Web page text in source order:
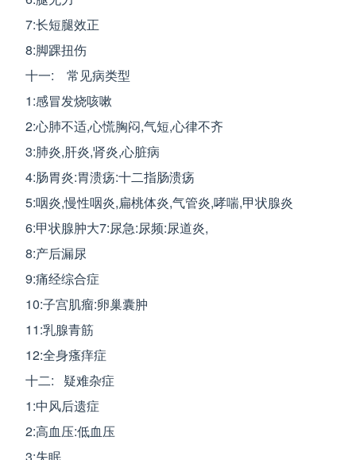
7:长短腿效正
8:脚踝扭伤
十一: 常见病类型
1:感冒发烧咳嗽
2:心肺不适,心慌胸闷,气短,心律不齐
3:肺炎,肝炎,肾炎,心脏病
4:肠胃炎:胃溃疡:十二指肠溃疡
5:咽炎,慢性咽炎,扁桃体炎,气管炎,哮喘,甲状腺炎
6:甲状腺肿大7:尿急:尿频:尿道炎,
8:产后漏尿
9:痛经综合症
10:子宫肌瘤:卵巢囊肿
11:乳腺青筋
12:全身瘙痒症
十二: 疑难杂症
1:中风后遗症
2:高血压:低血压